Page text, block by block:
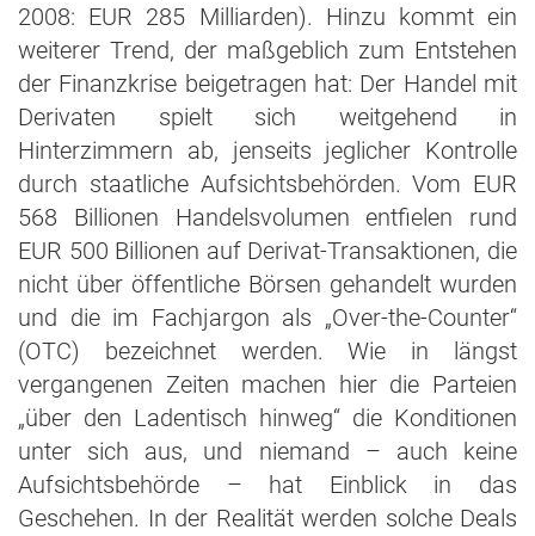
2008: EUR 285 Milliarden). Hinzu kommt ein
weiterer Trend, der maßgeblich zum Entstehen
der Finanzkrise beigetragen hat: Der Handel mit
Derivaten spielt sich weitgehend in
Hinterzimmern ab, jenseits jeglicher Kontrolle
durch staatliche Aufsichtsbehörden. Vom EUR
568 Billionen Handelsvolumen entfielen rund
EUR 500 Billionen auf Derivat-Transaktionen, die
nicht über öffentliche Börsen gehandelt wurden
und die im Fachjargon als „Over-the-Counter“
(OTC) bezeichnet werden. Wie in längst
vergangenen Zeiten machen hier die Parteien
„über den Ladentisch hinweg“ die Konditionen
unter sich aus, und niemand – auch keine
Aufsichtsbehörde – hat Einblick in das
Geschehen. In der Realität werden solche Deals